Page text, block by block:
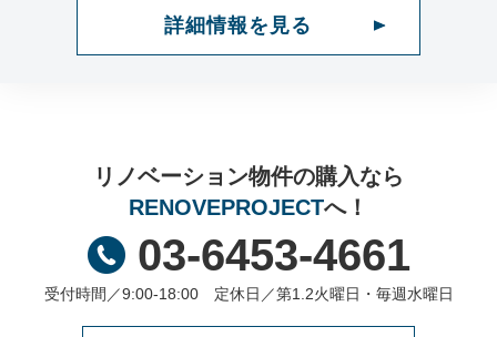
詳細情報を見る
リノベーション物件の購入なら
RENOVEPROJECTへ！
03-6453-4661
受付時間／9:00-18:00 定休日／第1.2火曜日・毎週水曜日